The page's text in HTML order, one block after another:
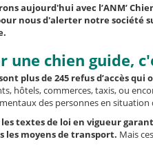
aujourd'hui avec l’ANM’
nous d'alerter notre société
une chien guide,
sont plus de 245 refus d’accès
hôtels, commerces, taxis, ou
des personnes en situation
les textes de loi en vigueur
les moyens de transport. Mais